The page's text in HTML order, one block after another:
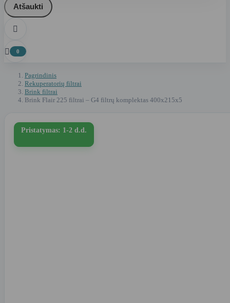
Atšaukti

 0
Pagrindinis
Rekuperatorių filtrai
Brink filtrai
Brink Flair 225 filtrai – G4 filtrų komplektas 400x215x5
Pristatymas: 1-2 d.d.